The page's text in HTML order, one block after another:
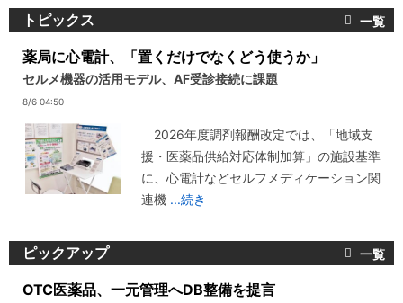
トピックス
薬局に心電計、「置くだけでなくどう使うか」
セルメ機器の活用モデル、AF受診接続に課題
8/6 04:50
2026年度調剤報酬改定では、「地域支
援・医薬品供給対応体制加算」の施設基準
に、心電計などセルフメディケーション関
連機 ...続き
ピックアップ
OTC医薬品、一元管理へDB整備を提言